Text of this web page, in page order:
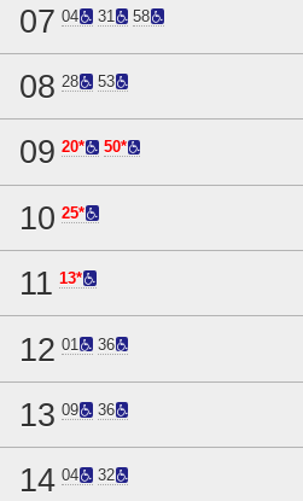
07 04 31 58
08 28 53
09 20* 50*
10 25*
11 13*
12 01 36
13 09 36
14 04 32